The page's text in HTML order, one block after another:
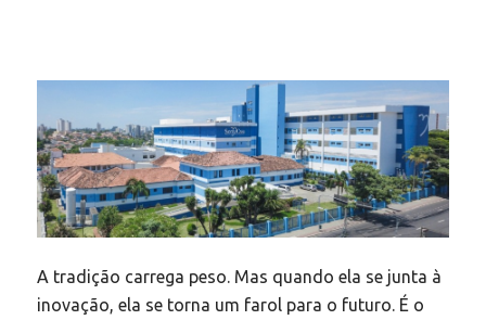
A tradição carrega peso. Mas quando ela se junta à
inovação, ela se torna um farol para o futuro. É o